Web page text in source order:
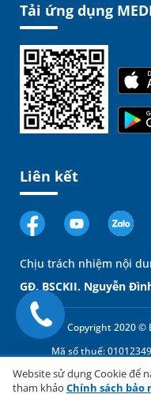
Tải ứng dụng
Liên kết
Chịu trách nhiệm nội
GĐ. BSCKII. Nguyễn
Copyright 2020 ©
Mã số thuế:
Cơ quan cấp: Sở Kế
Có,
chúng
Website sử dụng Cookie để
tham khảo Chính sách bảo